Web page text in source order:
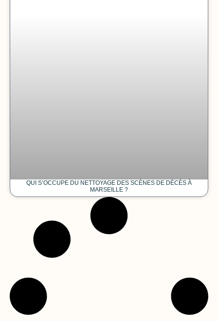
QUI S’OCCUPE DU NETTOYAGE DES SCÈNES DE DÉCÈS À
MARSEILLE ?